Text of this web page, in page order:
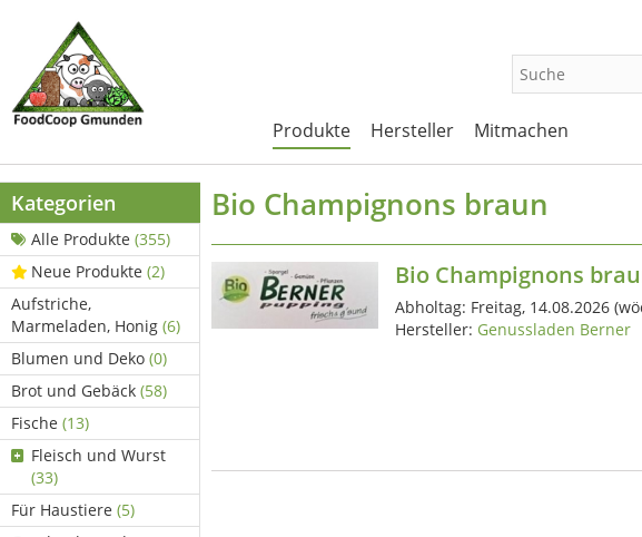
Produkte Hersteller Mitmachen
Kategorien
Alle Produkte (355)
Neue Produkte (2)
Aufstriche,
Marmeladen, Honig (6)
Blumen und Deko (0)
Brot und Gebäck (58)
Fische (13)
Fleisch und Wurst
(33)
Für Haustiere (5)
Bio Champignons braun
Bio Champignons
Abholtag: Freitag, 14.08.2026
Hersteller: Genussladen Berner